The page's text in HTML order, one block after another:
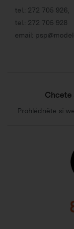
tel.: 272 705 926,
tel.: 272 705 928
email:
Chcete
Prohlédněte si